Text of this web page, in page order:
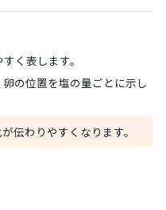
く表します。
の位置を塩の量ごとに示し
伝わりやすくなります。